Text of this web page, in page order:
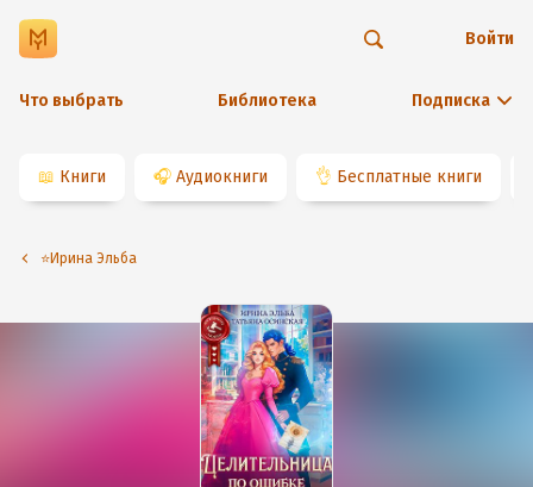
Что выбрать Библиотека Подписка
Войти
📖 Книги 🎧 Аудиокниги 👌 Бесплатные книги
⭐️Ирина Эльба